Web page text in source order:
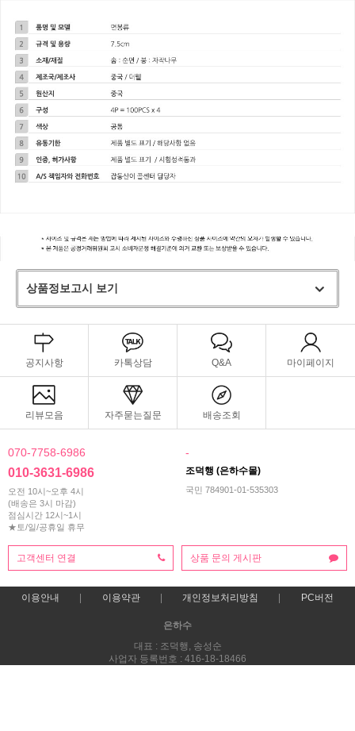
상품정보고시 보기
공지사항 카톡상담 Q&A 마이페이지
리뷰모음 자주묻는질문 배송조회
070-7758-6986
010-3631-6986
오전 10시~오후 4시
(배송은 3시 마감)
점심시간 12시~1시
★토/일/공휴일 휴무
-
조덕행 (은하수몰)
국민 784901-01-535303
고객센터 연결 상품 문의 게시판
이용안내 이용약관 개인정보처리방침 PC버전
은하수
대표 : 조덕행, 송성순
사업자 등록번호 : 416-18-18466